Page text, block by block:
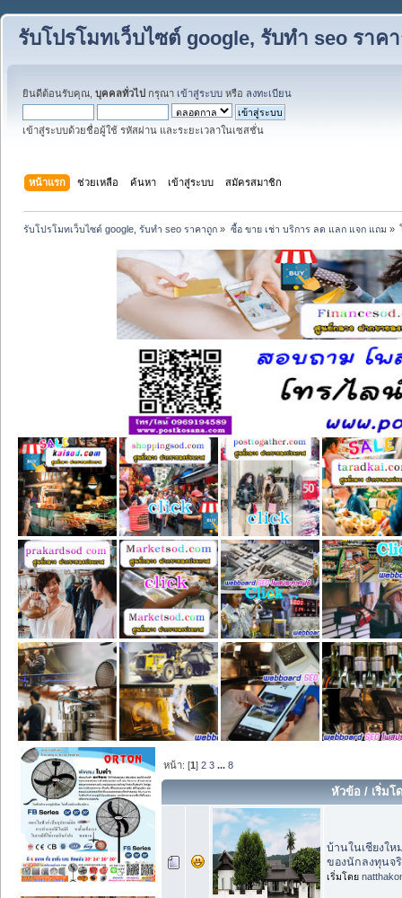
รับโปรโมทเว็บไซต์ google, รับทำ seo ราค
ยินดีต้อนรับคุณ, บุคคลทั่วไป กรุณา เข้าสู่ระบบ หรือ ลงทะเบียน
เข้าสู่ระบบด้วยชื่อผู้ใช้ รหัสผ่าน และระยะเวลาในเซสชั่น
หน้าแรก ช่วยเหลือ ค้นหา เข้าสู่ระบบ สมัครสมาชิก
รับโปรโมทเว็บไซต์ google, รับทำ seo ราคาถูก » ซื้อ ขาย เช่า บริการ ลด แลก แจก แถม »
หน้า: [1]2 3 ...8
หัวข้อ / เริ่มโ
บ้านในเชียงให
ของนักลงทุนจ
เริ่มโดย